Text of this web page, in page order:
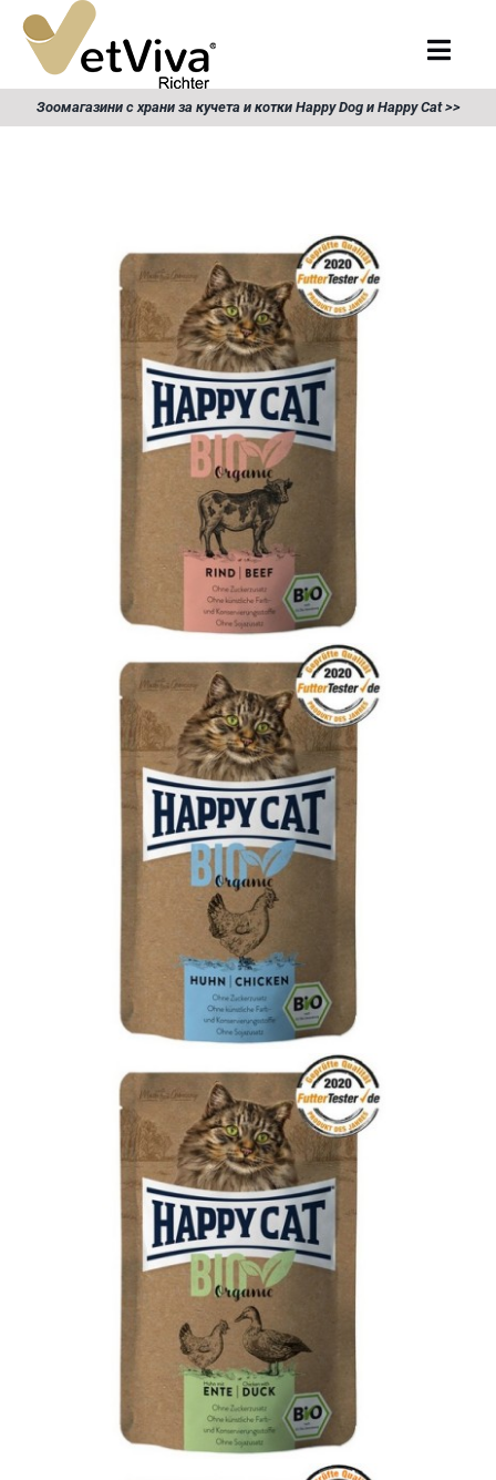
Skip
content
Търсене
за:
Храна за кучета
Храна за котки
Продукти
Събития
Контакти
Ветеринарни диети
Зоомагазини с храни за кучета и котки Happy Dog и Happy Cat >>
Organic Beef
Bio Happy Cat MIS
Organic Chicken
Bio Happy Cat MIS